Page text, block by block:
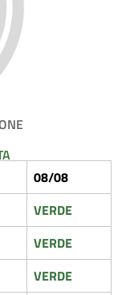
08/08
VERDE
VERDE
VERDE